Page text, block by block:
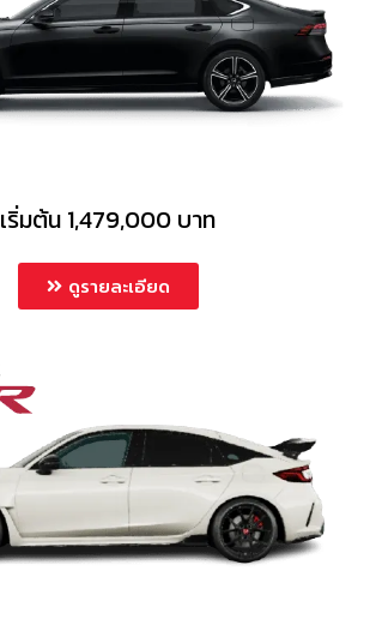
เริ่มต้น 1,479,000 บาท
ดูรายละเอียด